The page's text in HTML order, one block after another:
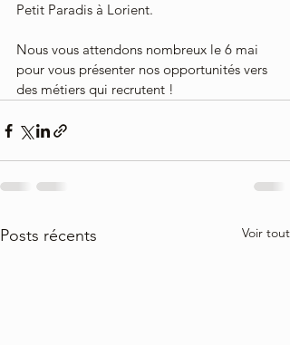
Petit Paradis à Lorient.
Nous vous attendons nombreux le 6 mai
pour vous présenter nos opportunités vers
des métiers qui recrutent !
Posts récents Voir tout